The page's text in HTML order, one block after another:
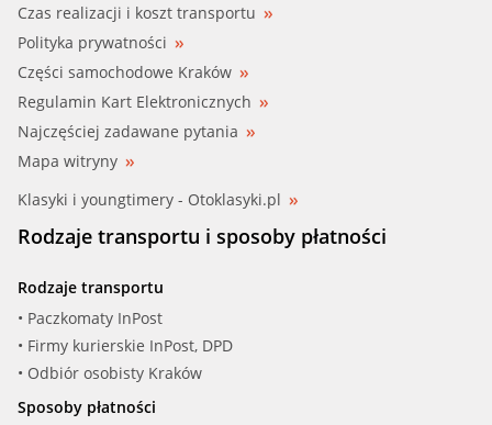
Czas realizacji i koszt transportu
Polityka prywatności
Części samochodowe Kraków
Regulamin Kart Elektronicznych
Najczęściej zadawane pytania
Mapa witryny
Klasyki i youngtimery - Otoklasyki.pl
Rodzaje transportu i sposoby płatności
Rodzaje transportu
• Paczkomaty InPost
• Firmy kurierskie InPost, DPD
• Odbiór osobisty Kraków
Sposoby płatności